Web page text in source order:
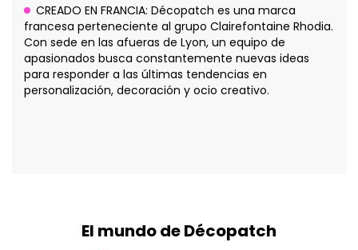
CREADO EN FRANCIA: Décopatch es una marca
francesa perteneciente al grupo Clairefontaine Rhodia.
Con sede en las afueras de Lyon, un equipo de
apasionados busca constantemente nuevas ideas
para responder a las últimas tendencias en
personalización, decoración y ocio creativo.
El mundo de Décopatch